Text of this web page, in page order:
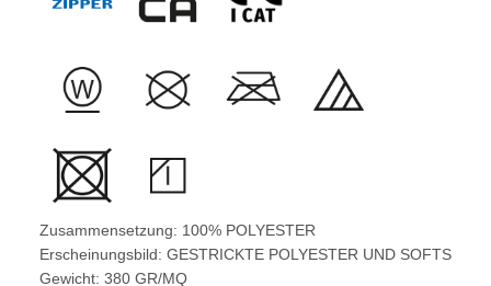
Zusammensetzung: 100% POLYESTER
Erscheinungsbild: GESTRICKTE POLYESTER UND SOFTS
Gewicht: 380 GR/MQ